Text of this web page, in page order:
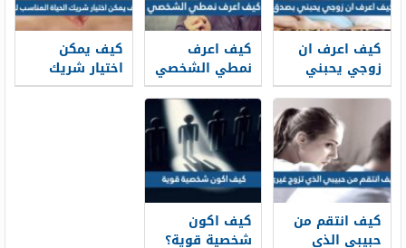
كيف اعرف ان
زوجي يحبني
بصدق
كيف اعرف
نمطي الشخصي
كيف يمكن
اختيار شريك
الحياة المناسب
كيف انتقم من
حبيبي الذي
كيف اكون
شخصية قوية؟